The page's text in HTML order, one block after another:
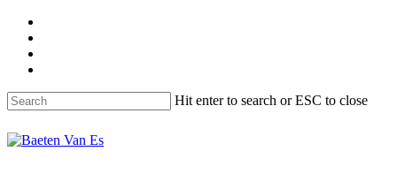
Skip
main
content
Hit enter to search or ESC to close
Close